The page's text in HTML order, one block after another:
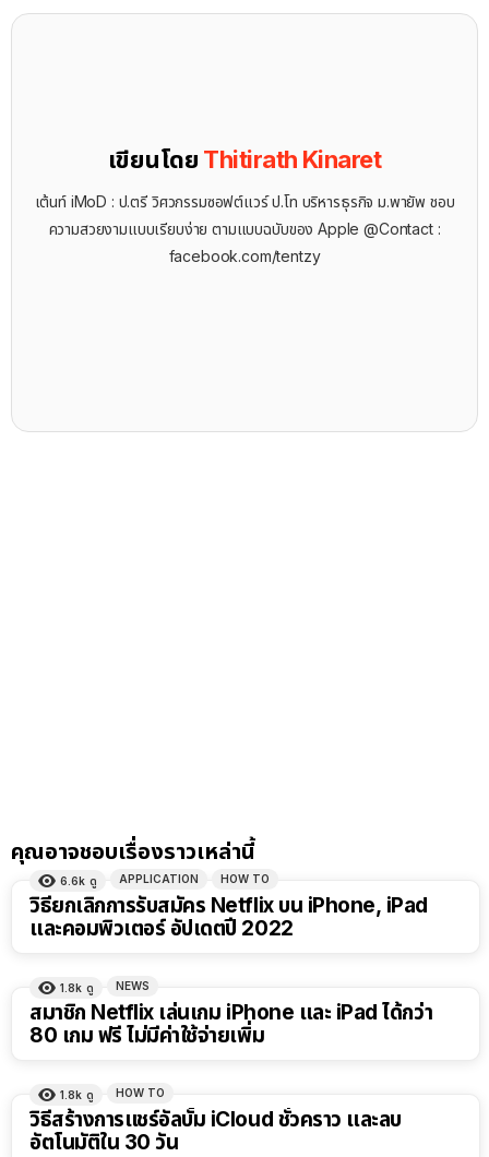
เขียนโดย Thitirath Kinaret
เต้นท์ iMoD : ป.ตรี วิศวกรรมซอฟต์แวร์ ป.โท บริหารธุรกิจ ม.พายัพ ชอบ
ความสวยงามแบบเรียบง่าย ตามแบบฉบับของ Apple @Contact :
facebook.com/tentzy
คุณอาจชอบเรื่องราวเหล่านี้
6.6k ดู APPLICATION HOW TO
วิธียกเลิกการรับสมัคร Netflix บน iPhone, iPad
และคอมพิวเตอร์ อัปเดตปี 2022
1.8k ดู NEWS
สมาชิก Netflix เล่นเกม iPhone และ iPad ได้กว่า
80 เกม ฟรี ไม่มีค่าใช้จ่ายเพิ่ม
1.8k ดู HOW TO
วิธีสร้างการแชร์อัลบั้ม iCloud ชั่วคราว และลบ
อัตโนมัติใน 30 วัน